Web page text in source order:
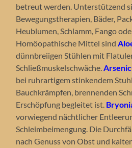
betreut werden. Unterstützend
Bewegungstherapien, Bäder,
Heublumen, Schlamm, Fango
Homöopathische Mittel sind
dünnbreiigen Stühlen mit
Schließmuskelschwäche.
bei ruhrartigem stinkendem
Bauchkrämpfen, brennenden
Erschöpfung begleitet ist.
vorwiegend nächtlicher
Schleimbeimengung. Die
nach Genuss von Obst und